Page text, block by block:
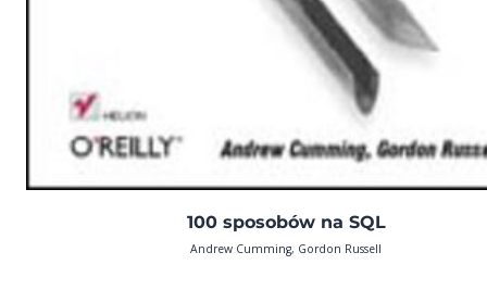
100 sposobów na SQL
Andrew Cumming, Gordon Russell